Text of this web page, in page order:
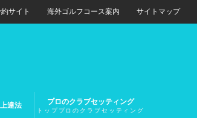
サイト 海外ゴルフコース案内 サイトマップ
達法 プロのクラブセッティング
トッププロのクラブセッティング